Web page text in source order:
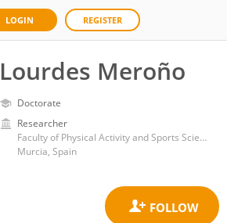
LOGIN REGISTER
Lourdes Meroño
Doctorate
Researcher
Faculty of Physical Activity and Sports Sciences, Catholic University of Murcia
Murcia, Spain